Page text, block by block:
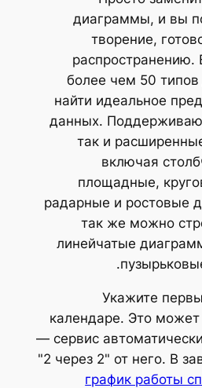
диаграммы, и вы
творение,
распространению.
более чем 50
найти идеальное
данных.
так и
включая
площадные,
радарные и ростовые
так же можно
линейчатые
Укажите
календаре. Это
— сервис
"2 через 2" от него. В
график работы